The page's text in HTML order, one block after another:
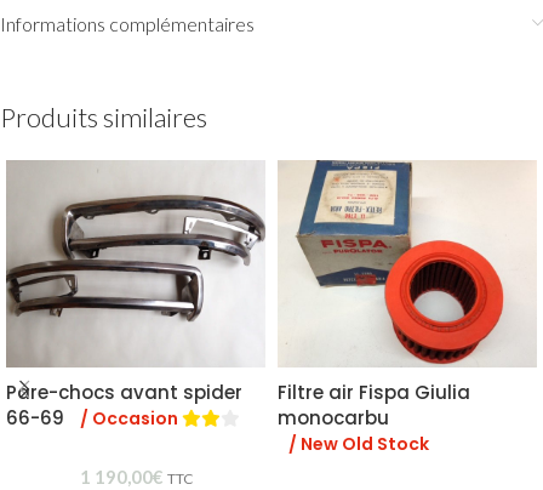
Informations complémentaires
Produits similaires
Pare-chocs avant spider
66-69
/ Occasion
1 190,00€ TTC
Filtre air Fispa Giulia
monocarbu
/ New Old Stock